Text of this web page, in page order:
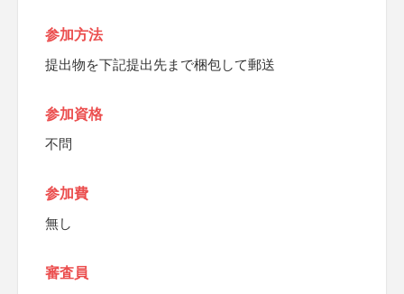
参加方法
提出物を下記提出先まで梱包して郵送
参加資格
不問
参加費
無し
審査員